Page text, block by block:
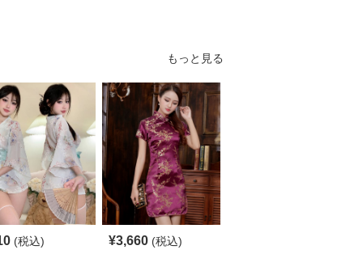
もっと見る
(税込) ¥3,660 (税込)